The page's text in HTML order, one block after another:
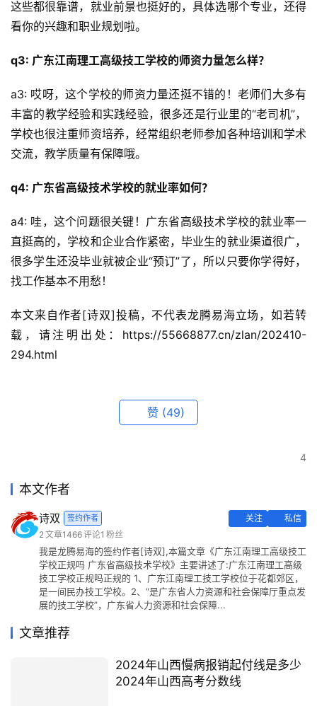
这些都很靠谱，就业前景也挺好的，具体选哪个专业，还得
看你的兴趣和职业规划啦。
q3: 广东江南理工高级技工学校的师资力量怎么样？
a3: 哎呀，这个学校的师资力量还挺不错的！老师们大多有
丰富的教学经验和实践经验，很多还是行业里的“老司机”，
学校也很注重师资培养，经常组织老师参加各种培训和学术
交流，教学质量有保障哦。
q4: 广东省高级技术学校的就业率如何？
a4: 哇，这个问题很关键！广东省高级技术学校的就业率一
直挺高的，学校和企业合作紧密，毕业生的就业渠道很广，
很多学生还没毕业就被企业“预订”了，所以只要你学得好，
找工作基本不用愁！
本文来自作者[诗双]投稿，不代表龙腾易海立场，如若转
载，请注明出处：https://55668877.cn/zlan/202410-
294.html
赞 (49)
4
本文作者
诗双 签约作者 关注
私信
2文章1466评论1 粉丝
我是龙腾易海的签约作者[诗双],本篇文章《广东江南理工高级技工
学校正规吗 广东省高级技术学校》主要讲述了:广东江南理工高级
技工学校正规吗正规的 1、广东江南理工技工学校位于花都郊区，
是一间民办技工学校。2、“是广东省人力资源和社会保障厅重点发
展的技工学校”，广东省人力资源和社会保障...
文章推荐
2024年山西慢病报销起付线是多少
2024年山西高考分数线